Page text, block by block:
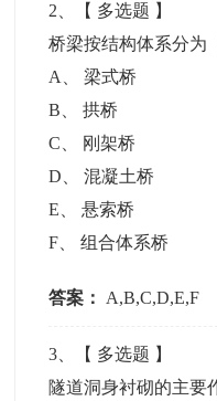
2 、【 多选题 】
桥梁按结构体系分
A
、梁式桥
B 、拱桥
C
刚架桥
D 、混凝土桥
E 、悬索桥
F 、组合体系桥
答案： A,B,C,D,E,F
3 、【 多选题 】
隧道洞身衬砌的主